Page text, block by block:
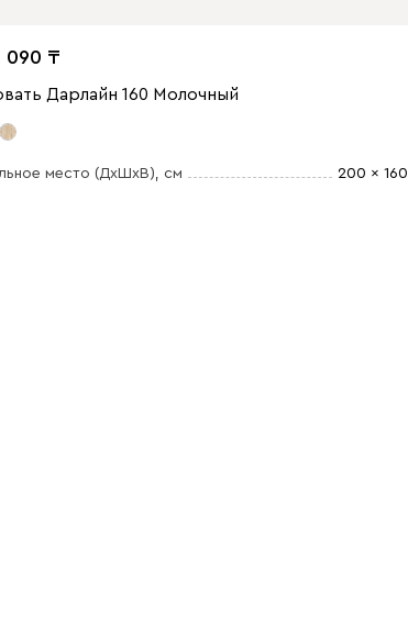
090
Дарлайн 160 Молочный
место (ДхШхВ), см 200 x 160